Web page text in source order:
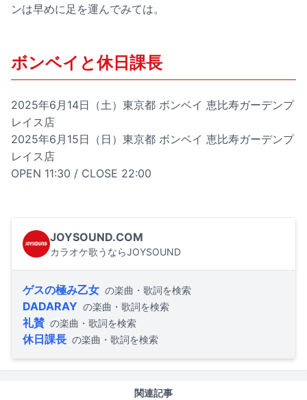
ンは早めに足を運んでみては。
ボンベイと休日課長
2025年6月14日（土）東京都 ボンベイ 恵比寿ガーデンプ
レイス店
2025年6月15日（日）東京都 ボンベイ 恵比寿ガーデンプ
レイス店
OPEN 11:30 / CLOSE 22:00
JOYSOUND.COM
カラオケ歌うならJOYSOUND
ゲスの極み乙女 の楽曲・歌詞を検索
DADARAY の楽曲・歌詞を検索
礼賛 の楽曲・歌詞を検索
休日課長 の楽曲・歌詞を検索
関連記事